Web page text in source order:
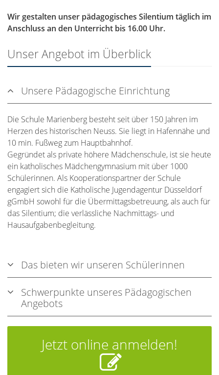
Wir gestalten unser pädagogisches Silentium täglich im
Anschluss an den Unterricht bis 16.00 Uhr.
Unser Angebot im Überblick
Unsere Pädagogische Einrichtung
Die Schule Marienberg besteht seit über 150 Jahren im
Herzen des historischen Neuss. Sie liegt in Hafennähe und
10 min. Fußweg zum Hauptbahnhof.
Gegründet als private höhere Mädchenschule, ist sie heute
ein katholisches Mädchengymnasium mit über 1000
Schülerinnen. Als Kooperationspartner der Schule
engagiert sich die Katholische Jugendagentur Düsseldorf
gGmbH sowohl für die Übermittagsbetreuung, als auch für
das Silentium; die verlässliche Nachmittags- und
Hausaufgabenbegleitung.
Das bieten wir unseren Schülerinnen
Schwerpunkte unseres Pädagogischen
Angebots
Jetzt online anmelden!